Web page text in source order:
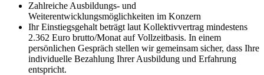
Zahlreiche Ausbildungs- und
Weiterentwicklungsmöglichkeiten im Konzern
Ihr Einstiegsgehalt beträgt laut Kollektivvertrag mindestens
2.362 Euro brutto/Monat auf Vollzeitbasis. In einem
persönlichen Gespräch stellen wir gemeinsam sicher, dass Ihre
individuelle Bezahlung Ihrer Ausbildung und Erfahrung
entspricht.